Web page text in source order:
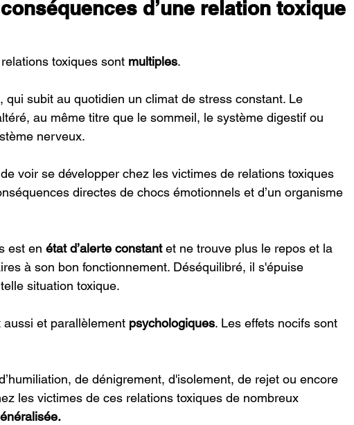
d’une relation toxique
toxiques sont multiples.
qui subit au quotidien un climat de stress constant. Le
au même titre que le sommeil, le système digestif ou
nerveux.
voir se développer chez les victimes de relations toxiques
directes de chocs émotionnels et d’un organisme
est en état d’alerte constant et ne trouve plus le repos et la
à son bon fonctionnement. Déséquilibré, il s'épuise
situation toxique.
et parallèlement psychologiques. Les effets nocifs sont
de dénigrement, d'isolement, de rejet ou encore
les victimes de ces relations toxiques de nombreux